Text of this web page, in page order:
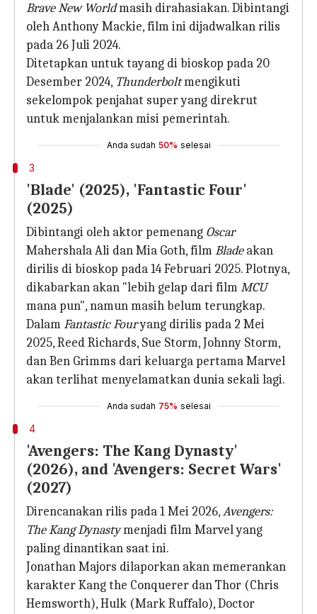
Brave New Worldmasih dirahasiakan. Dibintangi
oleh Anthony Mackie, film ini dijadwalkan rilis
pada 26 Juli 2024.
Ditetapkan untuk tayang di bioskop pada 20
Desember 2024, Thunderboltmengikuti
sekelompok penjahat super yang direkrut
untuk menjalankan misi pemerintah.
Anda sudah 50% selesai
3
'Blade' (2025), 'Fantastic Four'
(2025)
Dibintangi oleh aktor pemenang Oscar
Mahershala Ali dan Mia Goth, filmBladeakan
dirilis di bioskop pada 14 Februari 2025. Plotnya,
dikabarkan akan "lebih gelap dari filmMCU
mana pun", namun masih belum terungkap.
DalamFantastic Fouryang dirilis pada 2 Mei
2025, Reed Richards, Sue Storm, Johnny Storm,
dan Ben Grimms dari keluarga pertama Marvel
akan terlihat menyelamatkan dunia sekali lagi.
Anda sudah 75% selesai
4
'Avengers: The Kang Dynasty'
(2026), and 'Avengers: Secret Wars'
(2027)
Direncanakan rilis pada 1 Mei 2026,Avengers:
The Kang Dynastymenjadi film Marvel yang
paling dinantikan saat ini.
Jonathan Majors dilaporkan akan memerankan
karakter Kang the Conquerer dan Thor (Chris
Hemsworth), Hulk (Mark Ruffalo), Doctor